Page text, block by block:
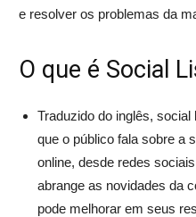
e resolver os problemas da
O que é Social
Traduzido do inglês,
que o público fala sobre a
online, desde redes
abrange as novidades da
pode melhorar em seus